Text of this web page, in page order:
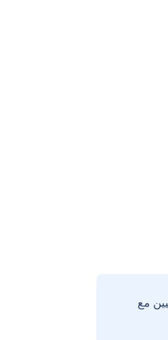
مع